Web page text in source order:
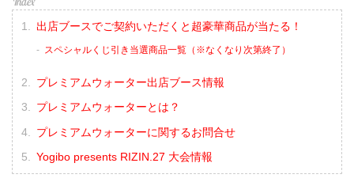
出店ブースでご契約いただくと超豪華商品が当たる！
スペシャルくじ引き当選商品一覧（※なくなり次第終了）
プレミアムウォーター出店ブース情報
プレミアムウォーターとは？
プレミアムウォーターに関するお問合せ
Yogibo presents RIZIN.27 大会情報